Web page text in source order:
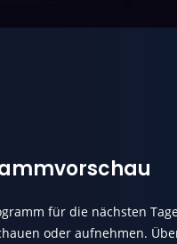
für die nächsten
oder aufnehmen.